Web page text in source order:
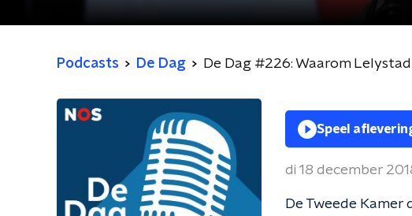
Podcasts De Dag
Speel
di 18 december
De Tweede